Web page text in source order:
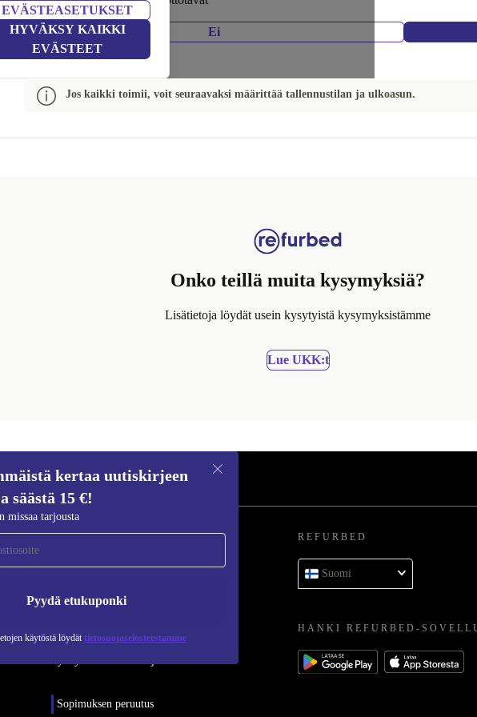
EVÄSTEASETUKSET
HYVÄKSY KAIKKI
EVÄSTEET
Ei
Jos kaikki toimii, voit seuraavaksi määrittää tallennustilan ja ulkoasun.
Onko teillä muita kysymyksiä?
Lisätietoja löydät usein kysytyistä kysymyksistämme
Lue UKK:t
kertaa uutiskirjeen
säästä 15 €!
missaa tarjousta
Pyydä etukuponki
käytöstä löydät tietosuojaselosteestamme
APUA
Usein kysytyt kysymykset
Palautus
Yhteystiedot
Sopimuksen peruutus
REFURBED
Suomi
HANKI REFURBED-